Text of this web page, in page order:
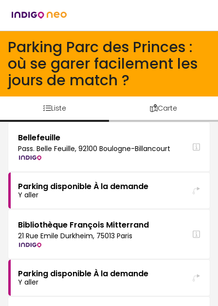
Parking Parc des Princes :
où se garer facilement les
jours de match ?
Liste Carte
Bellefeuille
Pass. Belle Feuille, 92100 Boulogne-Billancourt
Parking disponible À la demande
Y aller
Bibliothèque François Mitterrand
21 Rue Emile Durkheim, 75013 Paris
Parking disponible À la demande
Y aller